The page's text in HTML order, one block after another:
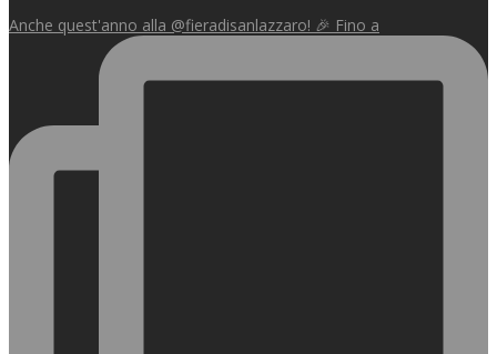
Anche quest'anno alla @fieradisanlazzaro! 🎉 Fino a